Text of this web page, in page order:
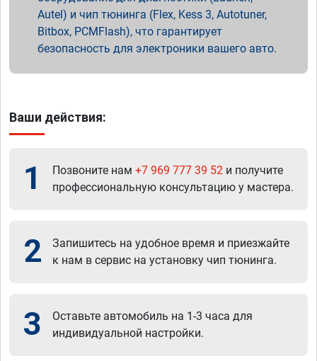
Autel) и чип тюнинга (Flex, Kess 3, Autotuner,
Bitbox, PCMFlash), что гарантирует
безопасность для электроники вашего авто.
Ваши действия:
1 Позвоните нам +7 969 777 39 52 и получите
профессиональную консультацию у мастера.
2
Запишитесь на удобное время и приезжайте
к нам в сервис на установку чип тюнинга.
3
Оставьте автомобиль на 1-3 часа для
индивидуальной настройки.